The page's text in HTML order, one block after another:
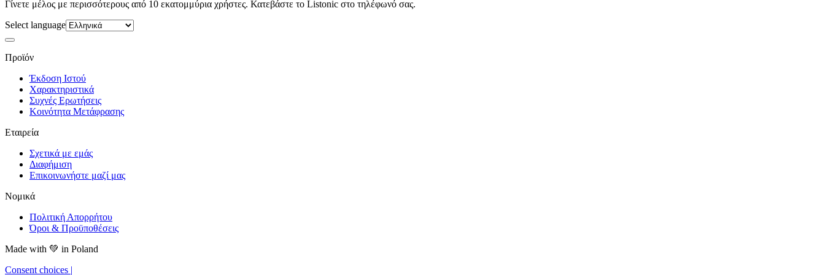
Γίνετε μέλος με περισσότερους από 10 εκατομμύρια χρήστες. Κατεβάστε το Listonic στο τηλέφωνό σας.
Select language
Προϊόν
Έκδοση Ιστού
Χαρακτηριστικά
Συχνές Ερωτήσεις
Κοινότητα Μετάφρασης
Εταιρεία
Σχετικά με εμάς
Διαφήμιση
Επικοινωνήστε μαζί μας
Νομικά
Πολιτική Απορρήτου
Όροι & Προϋποθέσεις
Made with 💚 in Poland
Consent choices |